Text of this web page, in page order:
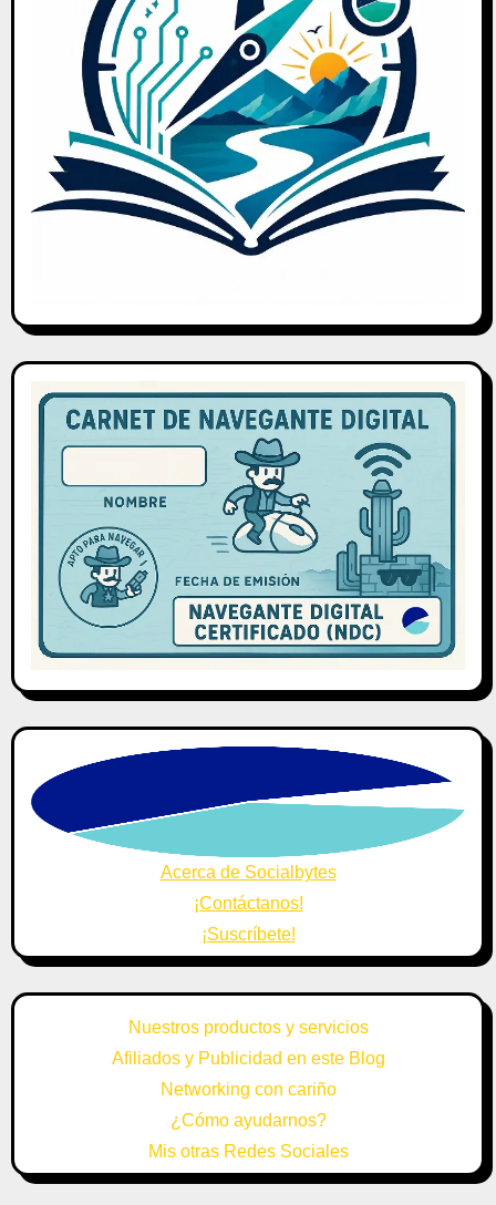
Acerca de Socialbytes
¡Contáctanos!
¡Suscríbete!
Nuestros productos y servicios
Afiliados y Publicidad en este Blog
Networking con cariño
¿Cómo ayudarnos?
Mis otras Redes Sociales